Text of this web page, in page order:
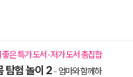
은 특가 도서 · 저가 도서 총집합
탐험 놀이 2 - 엄마와 함께하